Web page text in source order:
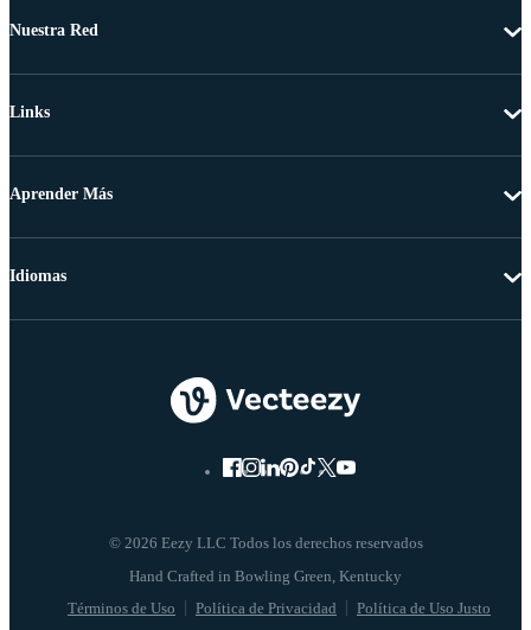
Nuestra Red
Links
Aprender Más
© 2026 Eezy LLC Todos los derechos reservados
Términos de Uso Política de Privacidad Política de Uso Justo
Idiomas